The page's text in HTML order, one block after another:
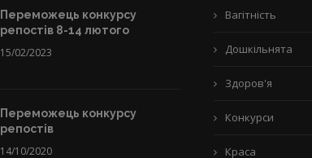
Переможець конкурсу
репостів 8-14 лютого
15/02/2023
Переможець конкурсу
репостів
14/10/2020
Вагітність
Дошкільнята
Здоров'я
Конкурси
Краса